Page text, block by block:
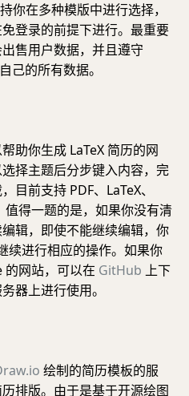
你在多种模版中进行选择，
登录的前提下进行。最重要
售用户数据，并且遵守
己的所有数据。
助你生成 LaTeX 简历的网
择主题后分步键入内容，完
目前支持 PDF、LaTeX、
值得一题的是，如果你没有清
辑，即使不能继续编辑，你
续进行相应的操作。如果你
网站，可以在 GitHub 上下
器上进行使用。
绘制的简历模板的服
排版。由于是基于开源绘图